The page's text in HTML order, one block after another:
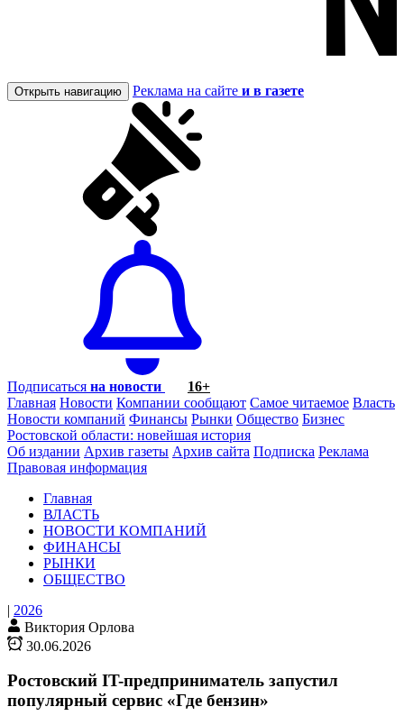
Открыть навигацию Реклама на сайте и в газете
Подписаться на новости
16+
Главная Новости Компании сообщают Самое читаемое Власть
Новости компаний Финансы Рынки Общество Бизнес
Ростовской области: новейшая история
Об издании Архив газеты Архив сайта Подписка Реклама
Правовая информация
Главная
ВЛАСТЬ
НОВОСТИ КОМПАНИЙ
ФИНАНСЫ
РЫНКИ
ОБЩЕСТВО
| 2026
Виктория Орлова
30.06.2026
Ростовский IT-предприниматель запустил
популярный сервис «Где бензин»